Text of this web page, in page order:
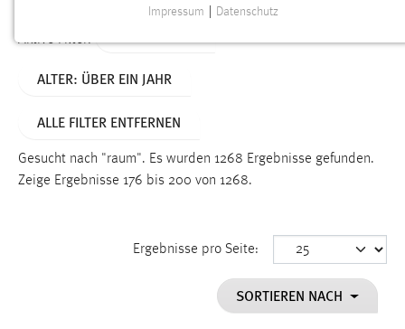
Aktive Filter:
ALTER: ÜBER EIN JAHR
ALLE FILTER ENTFERNEN
Gesucht nach "raum". Es wurden 1268 Ergebnisse gefunden.
Zeige Ergebnisse 176 bis 200 von 1268.
Ergebnisse pro Seite:
SORTIEREN NACH
Funktionen und sind für die einwandfreie Funktion der
Name:
Dieser Cookie speichert die ausgewählten Einverständnis-
Impressum Datenschutz